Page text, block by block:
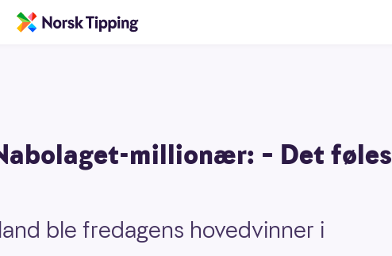
millionær: – Det føles
ble fredagens hovedvinner i